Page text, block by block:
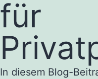
für
In diesem Blog-